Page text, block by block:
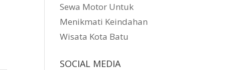
Sewa Motor Untuk
Menikmati Keindahan
Wisata Kota Batu
SOCIAL MEDIA